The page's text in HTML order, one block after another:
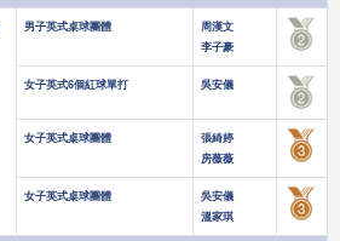
男子英式桌球團體
周漢文
李子豪
女子英式6個紅球單打 吳安儀
女子英式桌球團體
張綺婷
房薇薇
女子英式桌球團體
吳安儀
溫家琪